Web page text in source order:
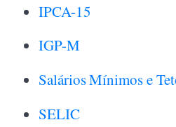
IPCA-15
IGP-M
Salários Mínimos e
SELIC